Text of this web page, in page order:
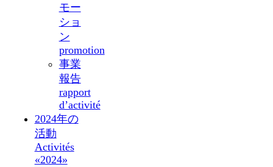
モー
ショ
ン
promotion
事業
報告
rapport
d’activité
2024年の
活動
Activités
«2024»